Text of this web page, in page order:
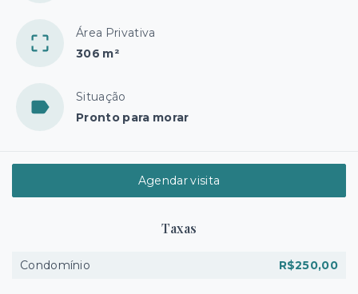
Área Privativa
306 m²
Situação
Pronto para morar
Agendar visita
Taxas
Condomínio R$250,00